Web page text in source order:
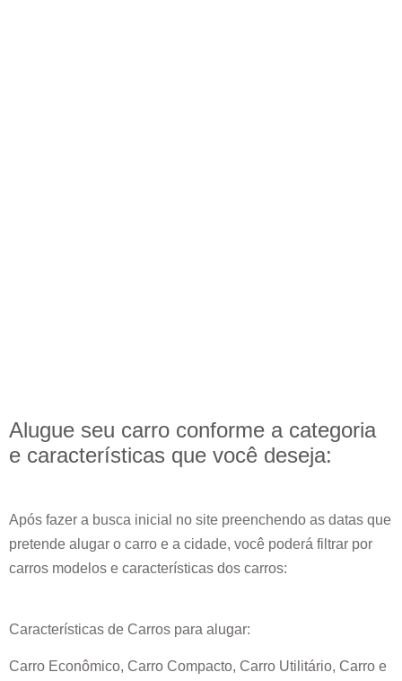
Alugue seu carro conforme a categoria
e características que você deseja:
Após fazer a busca inicial no site preenchendo as datas que
pretende alugar o carro e a cidade, você poderá filtrar por
carros modelos e características dos carros:
Características de Carros para alugar:
Carro Econômico, Carro Compacto, Carro Utilitário, Carro e